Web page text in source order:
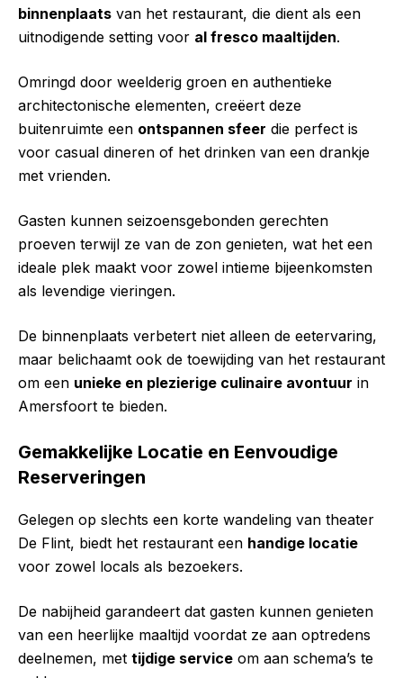
binnenplaats van het restaurant, die dient als een
uitnodigende setting voor al fresco maaltijden.
Omringd door weelderig groen en authentieke
architectonische elementen, creëert deze
buitenruimte een ontspannen sfeer die perfect is
voor casual dineren of het drinken van een drankje
met vrienden.
Gasten kunnen seizoensgebonden gerechten
proeven terwijl ze van de zon genieten, wat het een
ideale plek maakt voor zowel intieme bijeenkomsten
als levendige vieringen.
De binnenplaats verbetert niet alleen de eetervaring,
maar belichaamt ook de toewijding van het restaurant
om een unieke en plezierige culinaire avontuur in
Amersfoort te bieden.
Gemakkelijke Locatie en Eenvoudige
Reserveringen
Gelegen op slechts een korte wandeling van theater
De Flint, biedt het restaurant een handige locatie
voor zowel locals als bezoekers.
De nabijheid garandeert dat gasten kunnen genieten
van een heerlijke maaltijd voordat ze aan optredens
deelnemen, met tijdige service om aan schema’s te